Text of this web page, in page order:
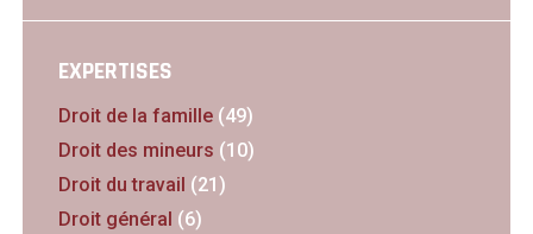
EXPERTISES
Droit de la famille(49)
Droit des mineurs (10)
Droit du travail (21)
Droit général (6)